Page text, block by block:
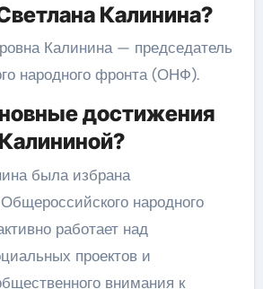
Калинина?
Калинина — председатель
народного фронта (ОНФ).
достижения
была избрана
народного
работает над
проектов и
внимания к